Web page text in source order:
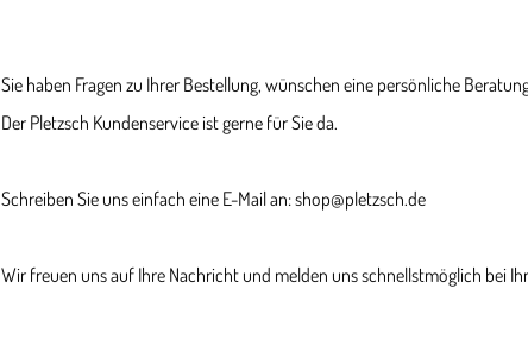
Sie haben Fragen zu Ihrer Bestellung, wünschen eine persönliche
Der Pletzsch Kundenservice ist gerne für Sie da.
Schreiben Sie uns einfach eine E-Mail an: shop@pletzsch.de
Wir freuen uns auf Ihre Nachricht und melden uns schnellstmöglich bei